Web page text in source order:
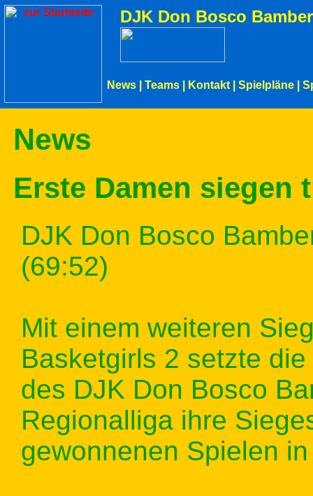
DJK Don Bosco
News Teams Kontakt Spielpläne
News
Erste Damen siegen
DJK Don Bosco
(69:52)
Mit einem weiteren
Basketgirls 2 setzte
des DJK Don Bosco
Regionalliga ihre
gewonnenen Spielen